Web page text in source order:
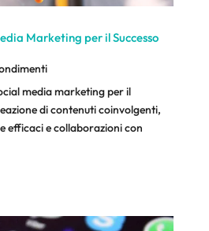
Marketing per il Successo
media marketing per il
di contenuti coinvolgenti,
efficaci e collaborazioni con